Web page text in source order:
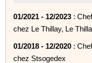
01/2021 - 12/2023 :
chez Le Thillay, Le
01/2018 - 12/2020 :
chez Stsogedex